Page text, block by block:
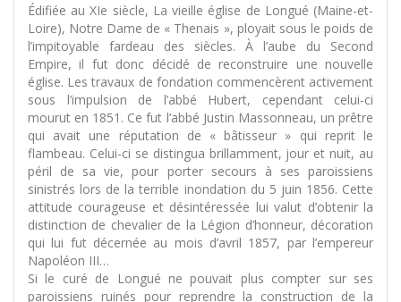
Édifiée au XIe siècle, La vieille église de Longué (Maine-et-
Loire), Notre Dame de « Thenais », ployait sous le poids de
l’impitoyable fardeau des siècles. À l’aube du Second
Empire, il fut donc décidé de reconstruire une nouvelle
église. Les travaux de fondation commencèrent activement
sous l’impulsion de l’abbé Hubert, cependant celui-ci
mourut en 1851. Ce fut l’abbé Justin Massonneau, un prêtre
qui avait une réputation de « bâtisseur » qui reprit le
flambeau. Celui-ci se distingua brillamment, jour et nuit, au
péril de sa vie, pour porter secours à ses paroissiens
sinistrés lors de la terrible inondation du 5 juin 1856. Cette
attitude courageuse et désintéressée lui valut d’obtenir la
distinction de chevalier de la Légion d’honneur, décoration
qui lui fut décernée au mois d’avril 1857, par l’empereur
Napoléon III…
Si le curé de Longué ne pouvait plus compter sur ses
paroissiens ruinés pour reprendre la construction de la